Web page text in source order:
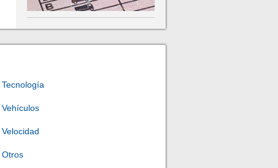
Tecnología
Vehículos
Velocidad
Otros